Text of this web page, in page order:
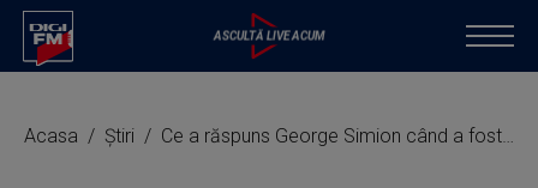
Acasa Știri Ce a răspuns George Simion când a fost întrebat dacă Pământul e plat sau rotund. Declarațiile neașteptate pe care i le-a făcut unui influencer